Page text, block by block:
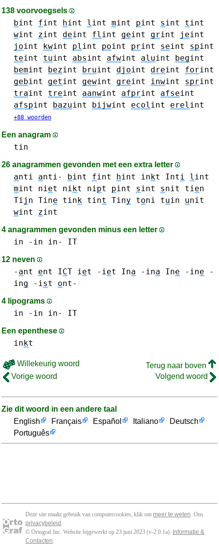
138 voorvoegsels
bint fint hint lint mint pint sint tint
wint zint deint flint geint grint jeint
joint kwint plint point print seint spint
teint tuint absint afwint aluint begint
bemint bezint bruint djoint dreint forint
gebint getint gewint greint inwint sprint
traint treint aanwint afprint afseint
afspint bazuint bijwint ecolint erelint
+88 woorden
Een anagram
tin
26 anagrammen gevonden met een extra letter
anti anti- bint fint hint inkt Inti lint
mint niet nikt nipt pint sint snit tien
Tij n Tine tink tint Tiny toni tuin unit
wint zint
4 anagrammen gevonden minus een letter
in -in in- IT
12 neven
- ant ent ICT iet -iet Ina -ina Ine -ine
-
ing -ist ont-
4 lipograms
in -in in- IT
Een epenthese
inkt
Willekeurig woord
Terug naar boven
Vorige woord
Volgend woord
Zie dit woord in een andere taal
English
Français Español Italiano
Deutsch
Português
Deze site maakt gebruik van computercookies, klik om meer te weten. Ons
privacybeleid .
© Ortograf Inc. Website bijgewerkt op 23 juni 2023 (v-2.0.1a). Informatie &
Contacten.